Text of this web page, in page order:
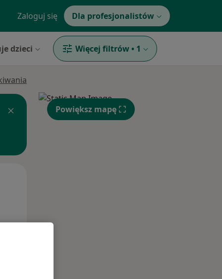
Zaloguj się Dla profesjonalistów
dzieci Więcej filtrów • 1
Powiększ mapę